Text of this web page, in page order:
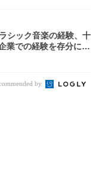
シック音楽の経験、十
業での経験を存分に入
by